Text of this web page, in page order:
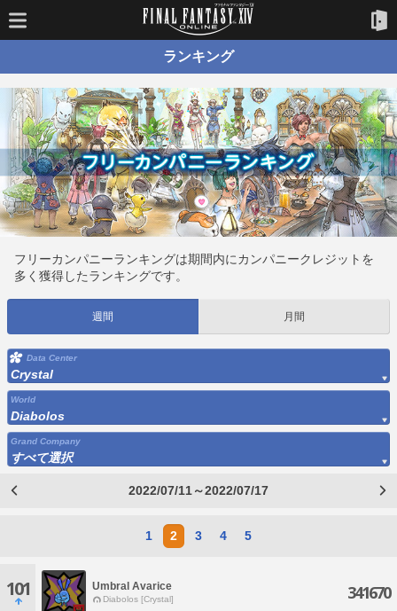
ランキング
フリーカンパニーランキングは期間内にカンパニークレジットを
多く獲得したランキングです。
週間 月間
Data Center
Crystal
World
Diabolos
Grand Company
すべて選択
2022/07/11～2022/07/17
1 2 3 4 5
101 Umbral Avarice
Diabolos [Crystal] 341670